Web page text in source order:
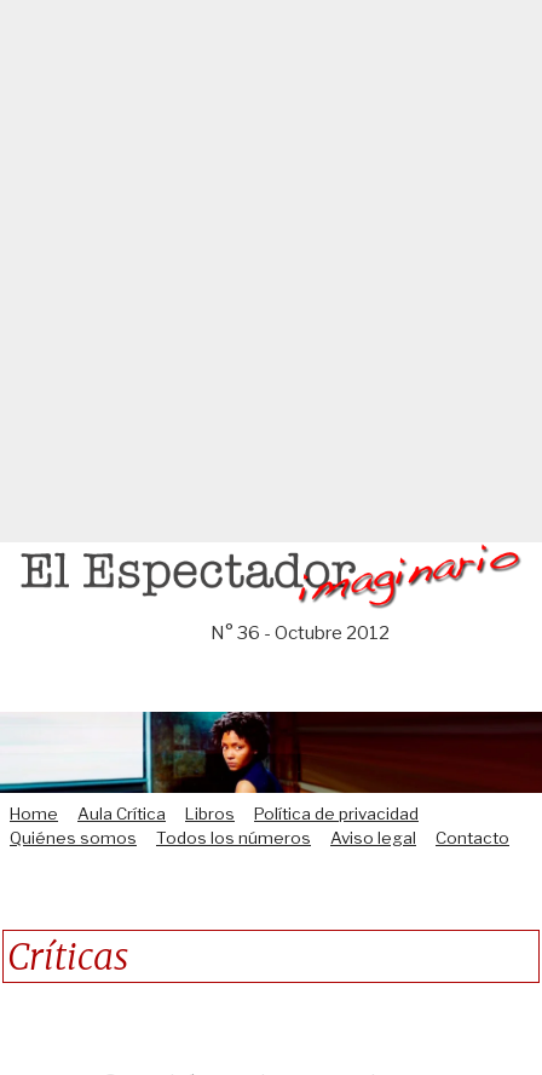
Saltar
N° 36 - Octubre 2012
Home Aula Crítica Libros
Política de privacidad
Quiénes somos
Todos los números Aviso legal Contacto
Críticas